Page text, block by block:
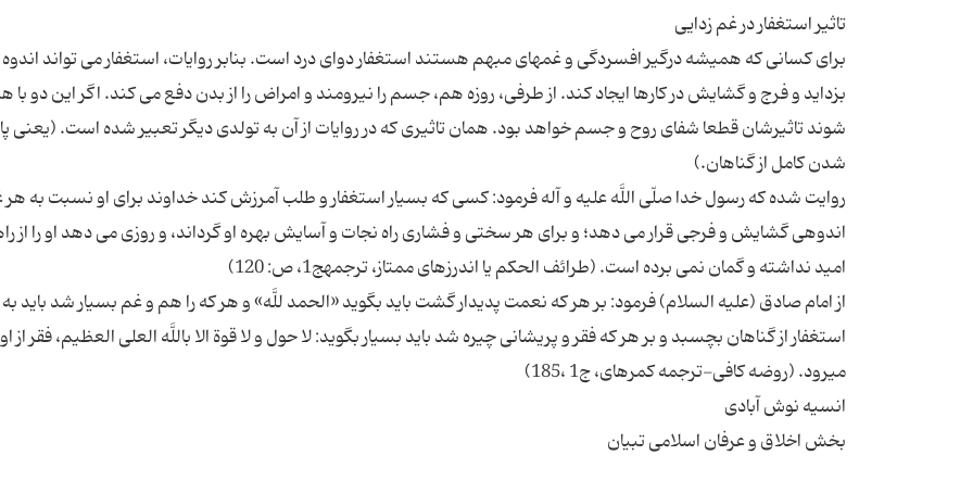
برای کسانی که همیشه درگیر افسردگی و غمهای مبهم هستند استغفار دوای درد است. بنابر روایات، استغفار می تواند اندوه
بزداید و فرج و گشایش در کارها ایجاد کند. از طرفی، روزه هم، جسم را نیرومند و امراض را از بدن دفع می کند. اگر این دو
شوند تاثیرشان قطعا شفای روح و جسم خواهد بود. همان تاثیری که در روایات از آن به تولدی دیگر تعبیر شده است. (یعنی
روایت شده كه رسول خدا صلّى اللَّه علیه و آله فرمود: كسى كه بسیار استغفار و طلب آمرزش كند خداوند براى او نسبت به
اندوهى گشایش و فرجى قرار می دهد؛ و براى هر سختى و فشارى راه نجات و آسایش بهره او گرداند، و روزى می دهد او را از
از امام صادق (علیه السلام) فرمود: بر هر كه نعمت پدیدار گشت باید بگوید «الحمد للَّه» و هر كه را هم و غم‏ بسیار شد باید به
استغفار از گناهان بچسبد و بر هر كه فقر و پریشانى چیره شد باید بسیار بگوید: لا حول و لا قوة الا باللَّه العلى العظیم‏، فقر از او
بخش اخلاق و عرفان اسلامی تبیان